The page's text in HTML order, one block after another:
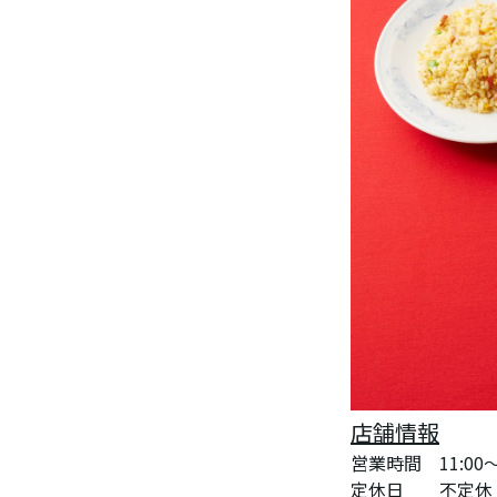
店舗情報
営業時間 11:00
定休日 不定休